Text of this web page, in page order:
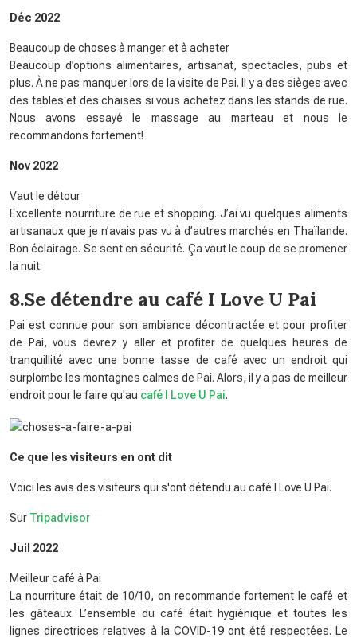
Déc 2022
Beaucoup de choses à manger et à acheter
Beaucoup d’options alimentaires, artisanat, spectacles, pubs et
plus. À ne pas manquer lors de la visite de Pai. Il y a des sièges avec
des tables et des chaises si vous achetez dans les stands de rue.
Nous avons essayé le massage au marteau et nous le
recommandons fortement!
Nov 2022
Vaut le détour
Excellente nourriture de rue et shopping. J’ai vu quelques aliments
artisanaux que je n’avais pas vu à d’autres marchés en Thaïlande.
Bon éclairage. Se sent en sécurité. Ça vaut le coup de se promener
la nuit.
8.Se détendre au café I Love U Pai
Pai est connue pour son ambiance décontractée et pour profiter
de Pai, vous devrez y aller et profiter de quelques heures de
tranquillité avec une bonne tasse de café avec un endroit qui
surplombe les montagnes calmes de Pai. Alors, il y a pas de meilleur
endroit pour le faire qu'au café I Love U Pai.
Ce que les visiteurs en ont dit
Voici les avis des visiteurs qui s'ont détendu au café I Love U Pai.
Sur Tripadvisor
Juil 2022
Meilleur café à Pai
La nourriture était de 10/10, on recommande fortement le café et
les gâteaux. L’ensemble du café était hygiénique et toutes les
lignes directrices relatives à la COVID-19 ont été respectées. Le